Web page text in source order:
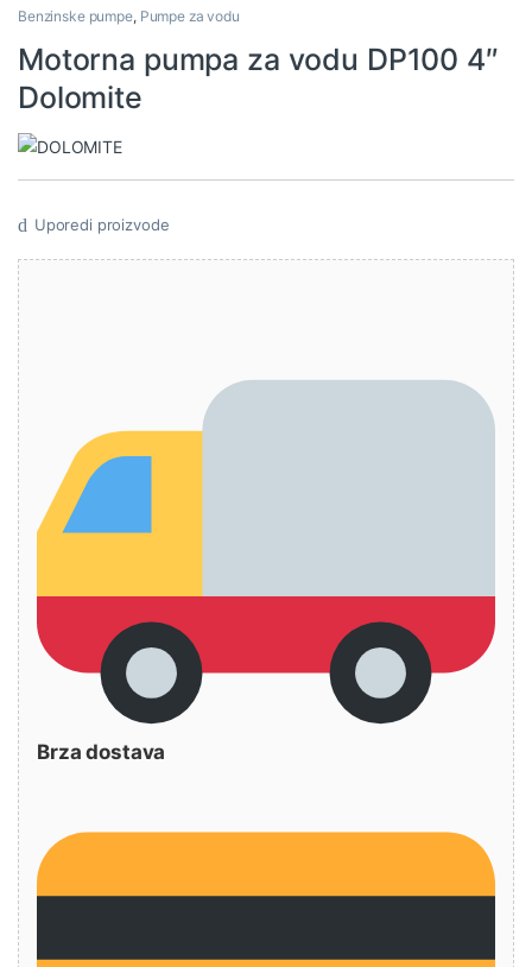
Benzinske pumpe, Pumpe za vodu
Motorna pumpa za vodu DP100 4″
Dolomite
Uporedi proizvode
Brza dostava